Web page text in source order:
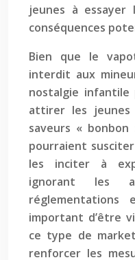
jeunes à essayer
conséquences
Bien que le
interdit aux
nostalgie
attirer les
saveurs « bonbon
pourraient
les inciter à
ignorant les
important d’être
ce type de
renforcer les